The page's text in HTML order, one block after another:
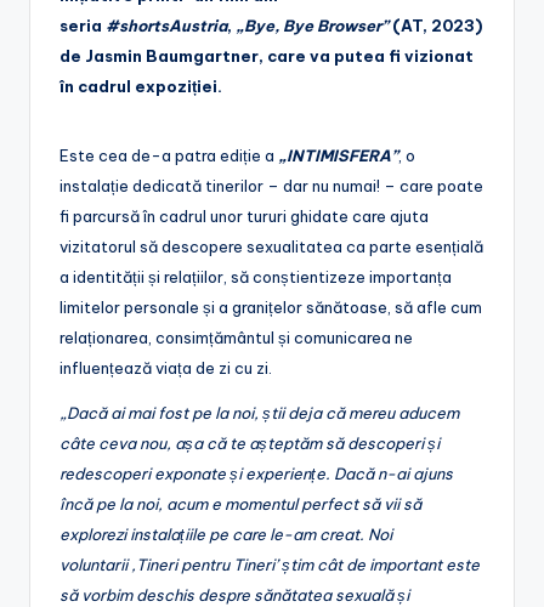
seria #shortsAustria, „Bye, Bye Browser”(AT, 2023)
de Jasmin Baumgartner, care va putea fi vizionat
în cadrul expoziției.
Este cea de-a patra ediție a „INTIMISFERA”, o
instalație dedicată tinerilor – dar nu numai! – care poate
fi parcursă în cadrul unor tururi ghidate care ajuta
vizitatorul să descopere sexualitatea ca parte esențială
a identității și relațiilor, să conștientizeze importanța
limitelor personale și a granițelor sănătoase, să afle cum
relaționarea, consimțământul și comunicarea ne
influențează viața de zi cu zi.
„Dacă ai mai fost pe la noi, știi deja că mereu aducem
câte ceva nou, așa că te așteptăm să descoperi și
redescoperi exponate și experiențe. Dacă n-ai ajuns
încă pe la noi, acum e momentul perfect să vii să
explorezi instalațiile pe care le-am creat. Noi
voluntarii‚Tineri pentru Tineri’știm cât de important este
să vorbim deschis despre sănătatea sexuală și